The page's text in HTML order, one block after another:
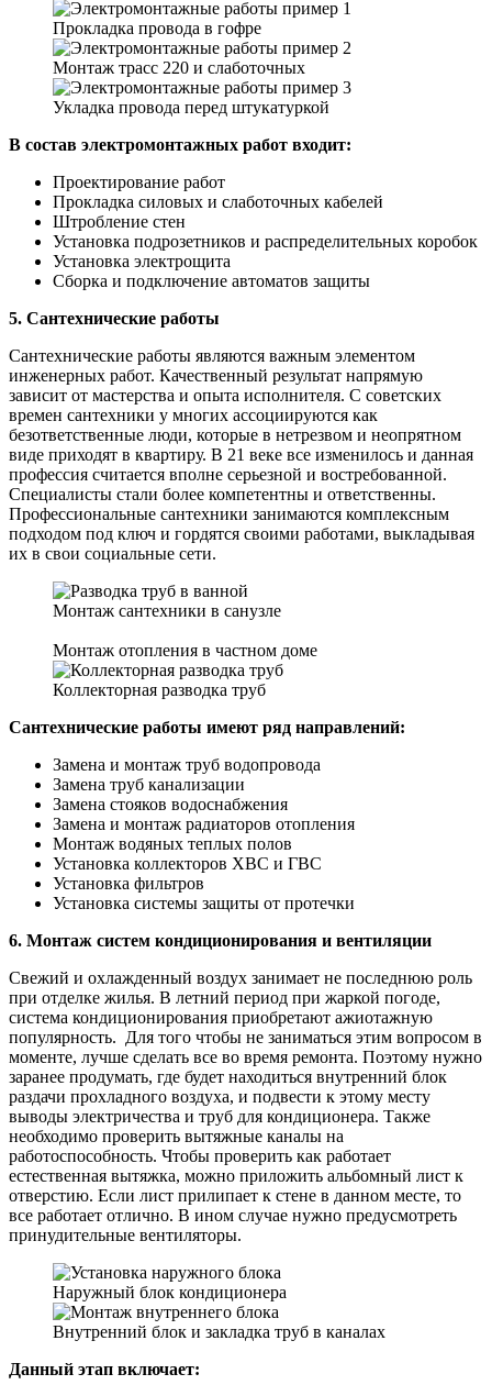
Прокладка провода в гофре
Монтаж трасс 220 и слаботочных
Укладка провода перед штукатуркой
В состав электромонтажных работ входит:
Проектирование работ
Прокладка силовых и слаботочных кабелей
Штробление стен
Установка подрозетников и распределительных коробок
Установка электрощита
Сборка и подключение автоматов защиты
5. Сантехнические работы
Сантехнические работы являются важным элементом
инженерных работ. Качественный результат напрямую
зависит от мастерства и опыта исполнителя. С советских
времен сантехники у многих ассоциируются как
безответственные люди, которые в нетрезвом и неопрятном
виде приходят в квартиру. В 21 веке все изменилось и данная
профессия считается вполне серьезной и востребованной.
Специалисты стали более компетентны и ответственны.
Профессиональные сантехники занимаются комплексным
подходом под ключ и гордятся своими работами, выкладывая
их в свои социальные сети.
Монтаж сантехники в санузле
Монтаж отопления в частном доме
Коллекторная разводка труб
Сантехнические работы имеют ряд направлений:
Замена и монтаж труб водопровода
Замена труб канализации
Замена стояков водоснабжения
Замена и монтаж радиаторов отопления
Монтаж водяных теплых полов
Установка коллекторов ХВС и ГВС
Установка фильтров
Установка системы защиты от протечки
6. Монтаж систем кондиционирования и вентиляции
Свежий и охлажденный воздух занимает не последнюю роль
при отделке жилья. В летний период при жаркой погоде,
система кондиционирования приобретают ажиотажную
популярность. Для того чтобы не заниматься этим вопросом в
моменте, лучше сделать все во время ремонта. Поэтому нужно
заранее продумать, где будет находиться внутренний блок
раздачи прохладного воздуха, и подвести к этому месту
выводы электричества и труб для кондиционера. Также
необходимо проверить вытяжные каналы на
работоспособность. Чтобы проверить как работает
естественная вытяжка, можно приложить альбомный лист к
отверстию. Если лист прилипает к стене в данном месте, то
все работает отлично. В ином случае нужно предусмотреть
принудительные вентиляторы.
Наружный блок кондиционера
Внутренний блок и закладка труб в каналах
Данный этап включает: